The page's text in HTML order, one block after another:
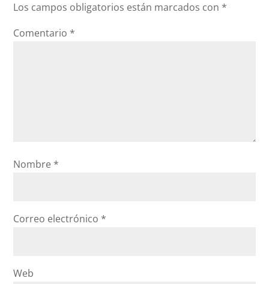
Los campos obligatorios están marcados con *
Comentario *
Nombre *
Correo electrónico *
Web